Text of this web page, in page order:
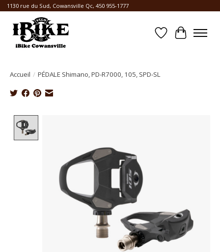
1130 rue du Sud, Cowansville Qc, 450 955-1777
Liste dePanier
Accueil / PÉDALE Shimano, PD-R7000, 105, SPD-SL